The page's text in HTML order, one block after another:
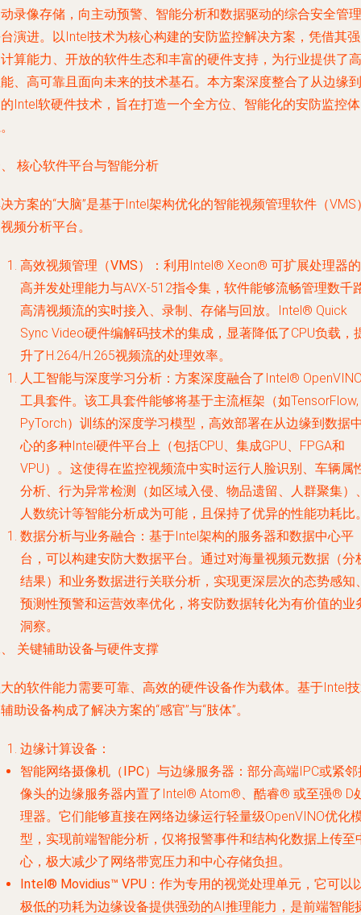
录像存储，向主动预警、智能分析和数据驱动的综合安全管理
演进。以Intel技术为核心构建的安防监控解决方案，凭借其
算能力、开放的软件生态和丰富的硬件支持，为行业提供了高
、高可靠且面向未来的技术基石。本方案深度整合了从边缘到
Intel软硬件技术，旨在打造一个全方位、智能化的安防监控体
核心软件平台与智能分析
方案的“大脑”是基于Intel架构优化的智能视频管理软件（VMS
频分析平台。
高效视频管理（VMS）
：利用Intel® Xeon® 可扩展处理器的
高并发处理能力与AVX-512指令集，软件能够流畅管理数千
高清视频流的实时接入、录制、存储与回放。Intel® Quick
Sync Video硬件编解码技术的集成，显著降低了CPU负载，
升了H.264/H.265视频流的处理效率。
人工智能与深度学习分析 ：方案深度融合了Intel®
工具套件。该工具套件能够将基于主流框架（如TensorFlow,
PyTorch）训练的深度学习模型，高效部署在从边缘到数据
心的多种Intel硬件平台上（包括CPU、集成GPU、FPGA和
VPU）。这使得在监控视频流中实时运行人脸识别、车辆属
分析、行为异常检测（如区域入侵、物品遗留、人群聚集）
人数统计等智能分析成为可能，且保持了优异的性能功耗比
数据分析与业务融合 ：基于Intel架构的服务器和数据中心平
台，可以构建安防大数据平台。通过对海量视频元数据（分
结果）和业务数据进行关联分析，实现更深层次的态势感知
预测性预警和运营效率优化，将安防数据转化为有价值的业
洞察。
关键辅助设备与硬件支撑
的软件能力需要可靠、高效的硬件设备作为载体。基于Intel
助设备构成了解决方案的“感官”与“肢体”。
边缘计算设备 ：
智能网络摄像机（IPC）与边缘服务器 ：部分高端IPC或紧邻
像头的边缘服务器内置了Intel® Atom®、酷睿® 或至强® D
理器。它们能够直接在网络边缘运行轻量级OpenVINO优化
型，实现前端智能分析，仅将报警事件和结构化数据上传至
心，极大减少了网络带宽压力和中心存储负担。
Intel® Movidius™ VPU ：作为专用的视觉处理单元，它可以
极低的功耗为边缘设备提供强劲的AI推理能力，是前端智能